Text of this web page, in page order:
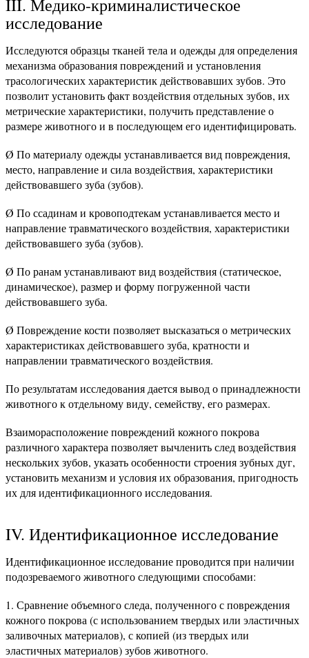
III. Медико-криминалистическое
исследование
Исследуются образцы тканей тела и одежды для определения
механизма образования повреждений и установления
трасологических характеристик действовавших зубов. Это
позволит установить факт воздействия отдельных зубов, их
метрические характеристики, получить представление о
размере животного и в последующем его идентифицировать.
Ø По материалу одежды устанавливается вид повреждения,
место, направление и сила воздействия, характеристики
действовавшего зуба (зубов).
Ø По ссадинам и кровоподтекам устанавливается место и
направление травматического воздействия, характеристики
действовавшего зуба (зубов).
Ø По ранам устанавливают вид воздействия (статическое,
динамическое), размер и форму погруженной части
действовавшего зуба.
Ø Повреждение кости позволяет высказаться о метрических
характеристиках действовавшего зуба, кратности и
направлении травматического воздействия.
По результатам исследования дается вывод о принадлежности
животного к отдельному виду, семейству, его размерах.
Взаиморасположение повреждений кожного покрова
различного характера позволяет вычленить след воздействия
нескольких зубов, указать особенности строения зубных дуг,
установить механизм и условия их образования, пригодность
их для идентификационного исследования.
IV. Идентификационное исследование
Идентификационное исследование проводится при наличии
подозреваемого животного следующими способами:
Сравнение объемного следа, полученного с повреждения
кожного покрова (с использованием твердых или эластичных
заливочных материалов), с копией (из твердых или
эластичных материалов) зубов животного.